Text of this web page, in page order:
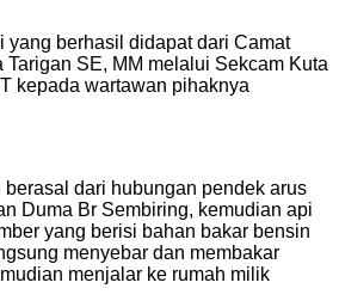
yang berhasil didapat dari Camat
SE, MM melalui Sekcam Kuta
kepada wartawan pihaknya
berasal dari hubungan pendek arus
Duma Br Sembiring, kemudian api
yang berisi bahan bakar bensin
menyebar dan membakar
menjalar ke rumah milik